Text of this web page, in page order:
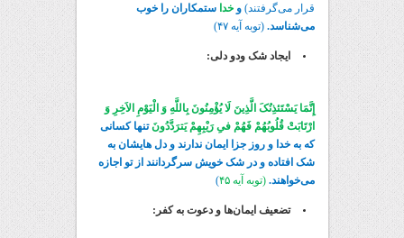
قرار می‌گرفتند)وخدا ستمکاران را خوب
می‌شناسد.(توبه آیه ۴۷)
ایجاد شک ودو دلی:
إِنَّمَا یَسْتَئذِنُکَ الَّذِینَ لَا یُؤْمِنُونَ بِاللَّهِ وَ الْیَوْمِ الاَخِرِ وَ
ارْتَابَتْ قُلُوبُهُمْ فَهُمْ فیِ رَیْبِهِمْ یَترَدَّدُونَتنها کسانی
که به خدا و روز جزا ایمان ندارند و دل هایشان به
شک افتاده و در شک خویش سرگردانند از تو اجازه
می‌خواهند. (توبه آیه ۴۵ )
تضعیف ایمان‌ها و دعوت به کفر: